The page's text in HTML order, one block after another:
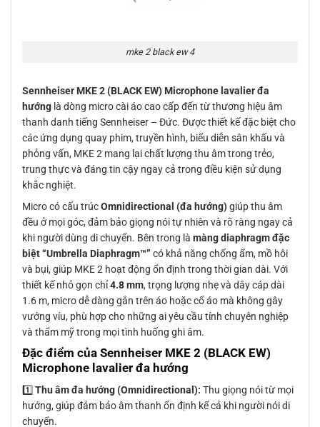
mke 2 black ew 4
Sennheiser MKE 2 (BLACK EW) Microphone lavalier đa
hướng là dòng micro cài áo cao cấp đến từ thương hiệu âm
thanh danh tiếng Sennheiser – Đức. Được thiết kế đặc biệt cho
các ứng dụng quay phim, truyền hình, biểu diễn sân khấu và
phỏng vấn, MKE 2 mang lại chất lượng thu âm trong trẻo,
trung thực và đáng tin cậy ngay cả trong điều kiện sử dụng
khắc nghiệt.
Micro có cấu trúcOmnidirectional (đa hướng)giúp thu âm
đều ở mọi góc, đảm bảo giọng nói tự nhiên và rõ ràng ngay cả
khi người dùng di chuyển. Bên trong là màng diaphragm đặc
biệt “Umbrella Diaphragm™” có khả năng chống ẩm, mồ hôi
và bụi, giúp MKE 2 hoạt động ổn định trong thời gian dài. Với
thiết kế nhỏ gọn chỉ4.8 mm, trọng lượng nhẹ và dây cáp dài
1.6 m, micro dễ dàng gắn trên áo hoặc cổ áo mà không gây
vướng víu, phù hợp cho những ai yêu cầu tính chuyên nghiệp
và thẩm mỹ trong mọi tình huống ghi âm.
Đặc điểm của Sennheiser MKE 2 (BLACK EW)
Microphone lavalier đa hướng
1️⃣ Thu âm đa hướng (Omnidirectional): Thu giọng nói từ mọi
hướng, giúp đảm bảo âm thanh ổn định kể cả khi người nói di
chuyển.